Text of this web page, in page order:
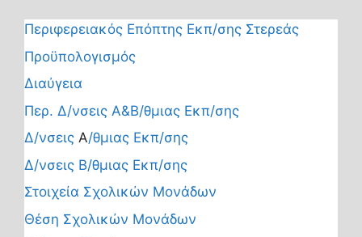
Περιφερειακός Επόπτης Εκπ/σης Στερεάς
Προϋπολογισμός
Διαύγεια
Περ. Δ/νσεις Α&Β/θμιας Εκπ/σης
Δ/νσεις Α/θμιας Εκπ/σης
Δ/νσεις Β/θμιας Εκπ/σης
Στοιχεία Σχολικών Μονάδων
Θέση Σχολικών Μονάδων